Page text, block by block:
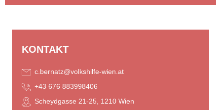
KONTAKT
c.bernatz@volkshilfe-wien.at
+43 676 883998406
Scheydgasse 21-25, 1210 Wien